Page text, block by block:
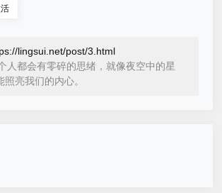
lingsui.net/post/3.html
人都会有零碎的思绪，就像夜空中的星
亮我们的内心。